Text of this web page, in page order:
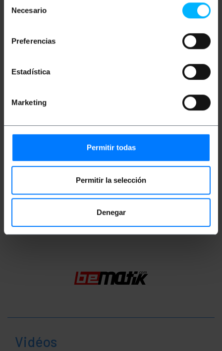
Necesario
Preferencias
Estadística
Marketing
Permitir todas
Permitir la selección
Denegar
Connecteurs RJ45 avec languette de
Dimensions du produit (largeur x profondeur x
hauteur): 10.0 x 9.0 x 1.0 cm
Fiche produit 1
Vidéos